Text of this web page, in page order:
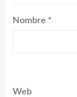
Nombre *
Web